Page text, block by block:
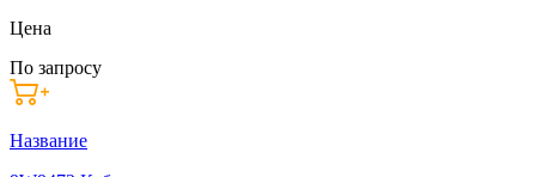
Цена
По запросу
Название